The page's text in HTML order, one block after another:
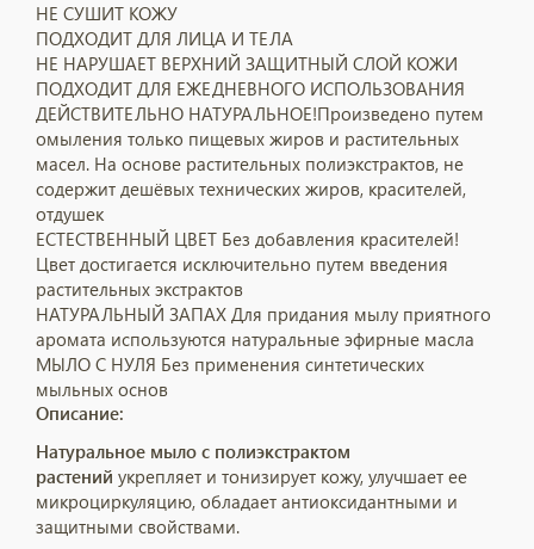
НЕ СУШИТ КОЖУ
ПОДХОДИТ ДЛЯ ЛИЦА И ТЕЛА
НЕ НАРУШАЕТ ВЕРХНИЙ ЗАЩИТНЫЙ СЛОЙ КОЖИ
ПОДХОДИТ ДЛЯ ЕЖЕДНЕВНОГО ИСПОЛЬЗОВАНИЯ
ДЕЙСТВИТЕЛЬНО НАТУРАЛЬНОЕ!Произведено путем
омыления только пищевых жиров и растительных
масел. На основе растительных полиэкстрактов, не
содержит дешёвых технических жиров, красителей,
отдушек
ЕСТЕСТВЕННЫЙ ЦВЕТ Без добавления красителей!
Цвет достигается исключительно путем введения
растительных экстрактов
НАТУРАЛЬНЫЙ ЗАПАХ Для придания мылу приятного
аромата используются натуральные эфирные масла
МЫЛО С НУЛЯ Без применения синтетических
мыльных основ
Описание:
Натуральное мыло с полиэкстрактом
растений укрепляет и тонизирует кожу, улучшает ее
микроциркуляцию, обладает антиоксидантными и
защитными свойствами.